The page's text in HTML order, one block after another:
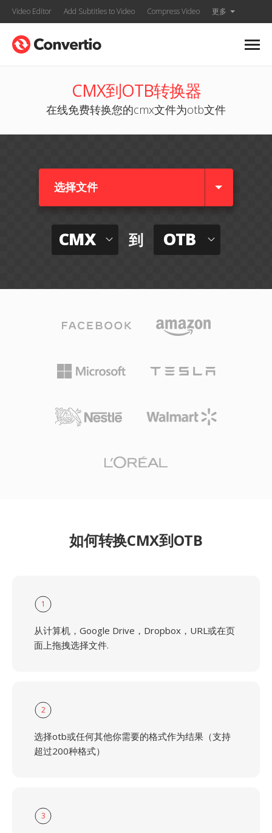
Video Editor Add Subtitles to Video Compress Video 更多
CMX到OTB转换器
在线免费转换您的cmx文件为otb文件
选择文件
CMX 到 OTB
如何转换CMX到OTB
1
从计算机，Google Drive，Dropbox，URL或在页
面上拖拽选择文件.
2
选择otb或任何其他你需要的格式作为结果（支持
超过200种格式）
3